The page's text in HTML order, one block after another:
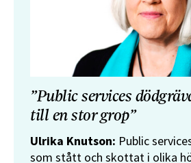
”Public services
till en stor grop”
Ulrika Knutson: Public
som stått och skottat i olika